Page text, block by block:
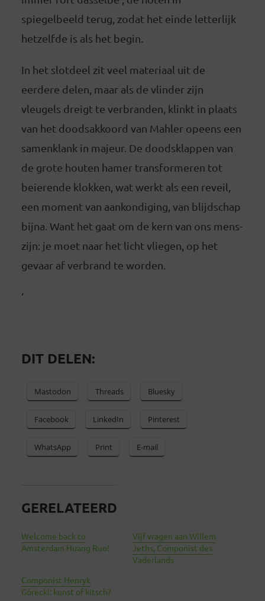
spiegelbeeld terug, zodat het einde letterlijk
hetzelfde is als het begin.
In het slotdeel zit veel materiaal uit de
eerdere delen, maar als de vlinder zijn
vleugels dreigt te verbranden, klinkt in plaats
van het doodsakkoord van Mahler opeens een
samenklank in majeur. De doodsklappen van
de grote houten hamer transformeren tot
beierende klokken, wat werkt als een reveil,
een moment van aankondiging, van blijdschap
bijna. Want het gaat om de kern van ons mens-
zijn: je moet naar het licht vliegen, op het
gevaar af verbrand te worden.
‘
DIT DELEN:
Mastodon Threads Bluesky
Facebook LinkedIn Pinterest
WhatsApp Print E-mail
GERELATEERD
Welcome back to
Amsterdam Huang Ruo!
Vijf vragen aan Willem
Jeths, Componist des
Vaderlands
Componist Henryk
Górecki: kunst of kitsch?